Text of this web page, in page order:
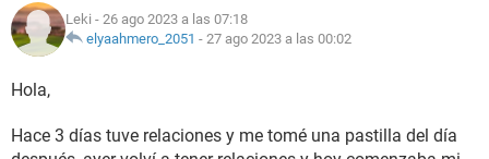
NUTRICIÓN
BIENESTAR
SEXUALIDAD
Leki - 26 ago 2023 a las 07:18
elyaahmero_2051 - 27 ago 2023 a las 00:02
Hola,
Hace 3 días tuve relaciones y me tomé una pastilla del día